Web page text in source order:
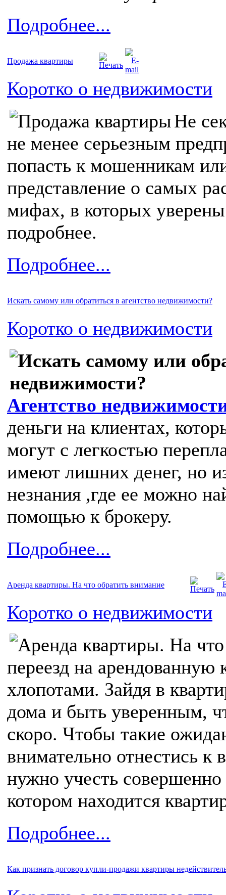
Подробнее...
Продажа квартиры
Коротко о недвижимости
Не
не менее серьезным
попасть к мошенникам
представление о самых
мифах, в которых
подробнее.
Подробнее...
Искать самому или обратиться в агентство недвижимости?
Коротко о недвижимости
Агентство
деньги на клиентах,
могут с легкостью
имеют лишних денег, но
незнания ,где ее можно
помощью к брокеру.
Подробнее...
Аренда квартиры. На что обратить внимание
Коротко о недвижимости
переезд на арендованную
хлопотами. Зайдя в
дома и быть уверенным,
скоро. Чтобы такие
внимательно отнестись к
нужно учесть
котором находится
Подробнее...
Как признать договор купли-продажи квартиры